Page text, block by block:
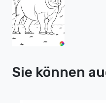
Sie können